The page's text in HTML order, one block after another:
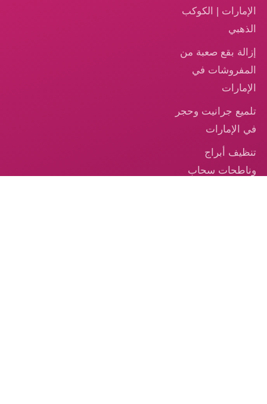
الإمارات | الكوكب
الذهبي
إزالة بقع صعبة من
المفروشات في
الإمارات
تلميع جرانيت وحجر
في الإمارات
تنظيف أبراج
وناطحات سحاب